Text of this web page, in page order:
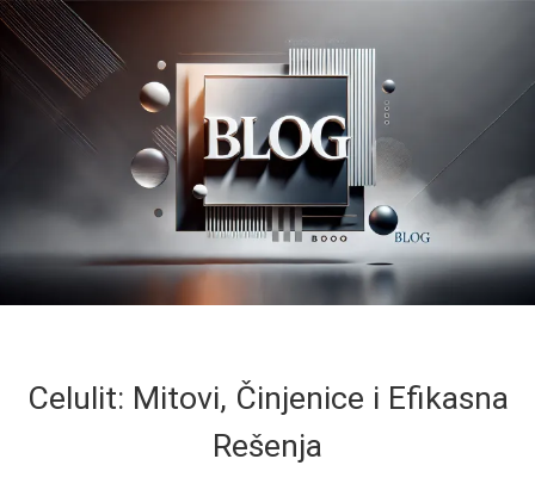
Celulit: Mitovi, Činjenice i Efikasna
Rešenja